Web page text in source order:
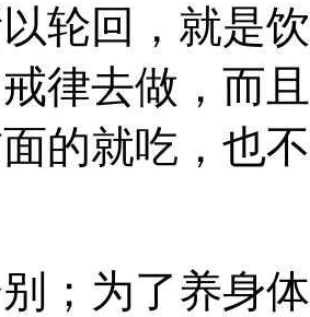
轮回，就是
律去做，而
的就吃，也
为了养身体